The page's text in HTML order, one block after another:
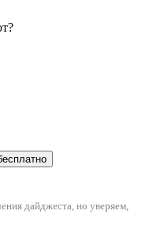
дайджеста, но уверяем,